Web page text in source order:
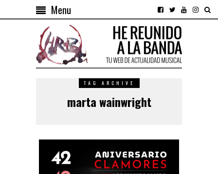
Menu
TAG ARCHIVE
marta wainwright